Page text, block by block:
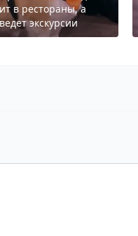
в рестораны, а
экскурсии